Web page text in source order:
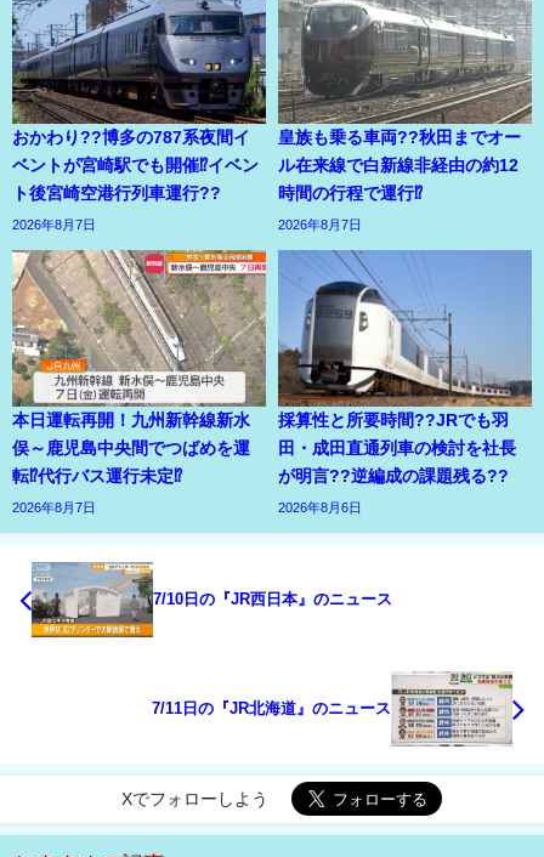
おかわり??博多の787系夜間イ
ベントが宮崎駅でも開催⁉イベン
ト後宮崎空港行列車運行??
2026年8月7日
皇族も乗る車両??秋田までオー
ル在来線で白新線非経由の約12
時間の行程で運行⁉
2026年8月7日
本日運転再開！九州新幹線新水
俣～鹿児島中央間でつばめを運
転⁉代行バス運行未定⁉
2026年8月7日
採算性と所要時間??JRでも羽
田・成田直通列車の検討を社長
が明言??逆編成の課題残る??
2026年8月6日
7/10日の『JR西日本』のニュース
7/11日の『JR北海道』のニュース
Xでフォローしよう